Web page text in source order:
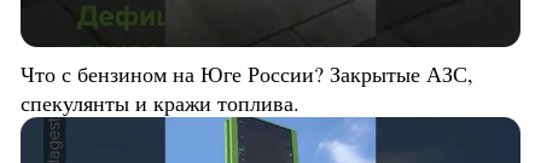
Что с бензином на Юге России? Закрытые АЗС,
спекулянты и кражи топлива.